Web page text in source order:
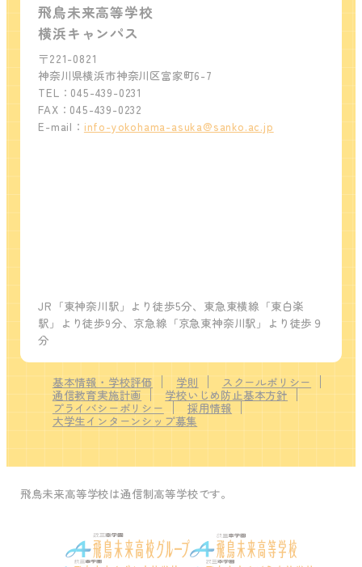
飛鳥未来高等学校
横浜キャンパス
〒221-0821
神奈川県横浜市神奈川区富家町6-7
TEL：045-439-0231
FAX：045-439-0232
E-mail： info-yokohama-asuka@sanko.ac.jp
JR「東神奈川駅」より徒歩5分、東急東横線「東白楽
駅」より徒歩9分、京急線「京急東神奈川駅」より徒歩９
分
基本情報・学校評価 学則
スクールポリシー
通信教育実施計画
学校いじめ防止基本方針
プライバシーポリシー
採用情報
大学生インターンシップ募集
飛鳥未来高等学校は通信制高等学校です。